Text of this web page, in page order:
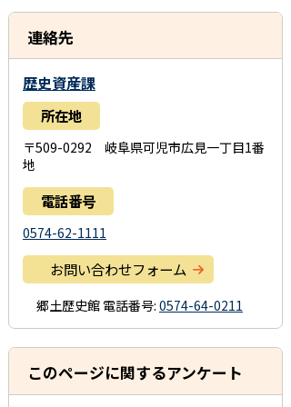
連絡先
歴史資産課
所在地
〒509-0292 岐阜県可児市広見一丁目1番
地
電話番号
0574-62-1111
お問い合わせフォーム
郷土歴史館 電話番号: 0574-64-0211
このページに関するアンケート